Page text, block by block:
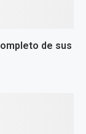
de sus